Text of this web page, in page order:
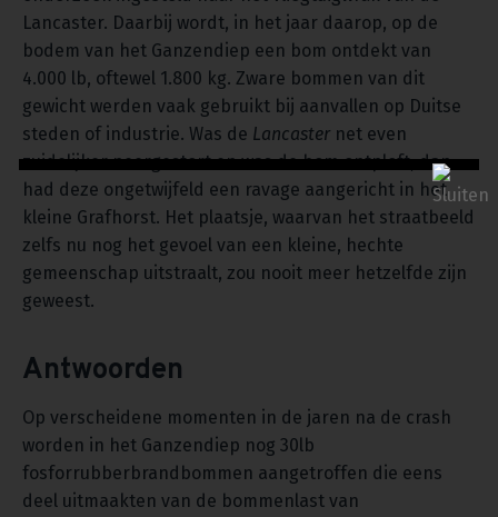
Lancaster. Daarbij wordt, in het jaar daarop, op de
bodem van het Ganzendiep een bom ontdekt van
4.000 lb, oftewel 1.800 kg. Zware bommen van dit
gewicht werden vaak gebruikt bij aanvallen op Duitse
steden of industrie. Was de Lancaster net even
zuidelijker neergestort en was de bom ontploft, dan
had deze ongetwijfeld een ravage aangericht in het
kleine Grafhorst. Het plaatsje, waarvan het straatbeeld
zelfs nu nog het gevoel van een kleine, hechte
gemeenschap uitstraalt, zou nooit meer hetzelfde zijn
geweest.
Antwoorden
Op verscheidene momenten in de jaren na de crash
worden in het Ganzendiep nog 30lb
fosforrubberbrandbommen aangetroffen die eens
deel uitmaakten van de bommenlast van